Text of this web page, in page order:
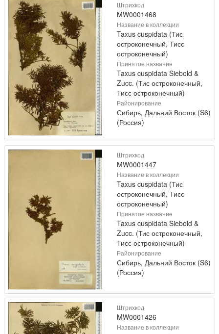
Штрихкод
MW0001468
Название в коллекции
Taxus cuspidata (Тис
остроконечный, Тисс
остроконечный)
Принятое название
Taxus cuspidata Siebold &
Zucc. (Тис остроконечный,
Тисс остроконечный)
Районирование
Сибирь, Дальний Восток (S6)
(Россия)
Штрихкод
MW0001447
Название в коллекции
Taxus cuspidata (Тис
остроконечный, Тисс
остроконечный)
Принятое название
Taxus cuspidata Siebold &
Zucc. (Тис остроконечный,
Тисс остроконечный)
Районирование
Сибирь, Дальний Восток (S6)
(Россия)
Штрихкод
MW0001426
Название в коллекции